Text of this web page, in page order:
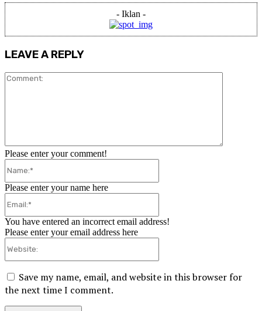
- Iklan -
LEAVE A REPLY
Please enter your comment!
Please enter your name here
You have entered an incorrect email address!
Please enter your email address here
Save my name, email, and website in this browser for
the next time I comment.